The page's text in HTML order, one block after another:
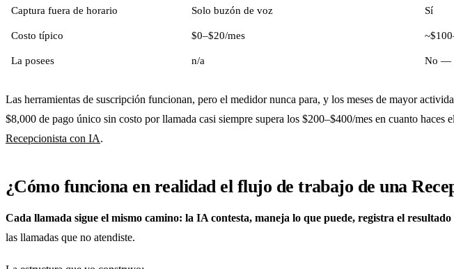
Captura fuera de horario Solo buzón de voz Sí
Costo típico $0–$20/mes
La posees n/a No —
Las herramientas de suscripción funcionan, pero el medidor nunca para, y los meses de mayor
$8,000 de pago único sin costo por llamada casi siempre supera los $200–$400/mes en cuanto
Recepcionista con IA.
¿Cómo funciona en realidad el flujo de trabajo de una
Cada llamada sigue el mismo camino: la IA contesta, maneja lo que puede, registra el
las llamadas que no atendiste.